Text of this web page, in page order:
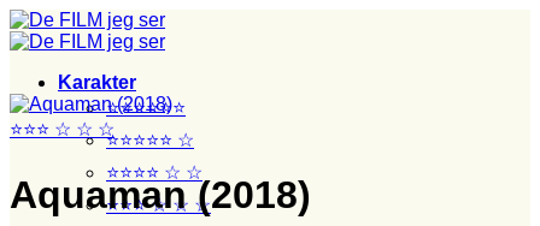
Fortsæt
til
Karakter
⭐⭐⭐⭐⭐⭐
⭐⭐⭐⭐⭐ ☆
⭐⭐⭐⭐ ☆ ☆
⭐⭐⭐ ☆ ☆ ☆
⭐⭐⭐ ☆ ☆ ☆
Aquaman (2018)